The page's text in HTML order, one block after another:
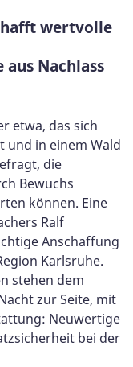
wertvolle
Nachlass
etwa, das sich
in einem Wald
die
Bewuchs
können. Eine
Ralf
Anschaffung
Karlsruhe.
stehen dem
zur Seite, mit
Neuwertige
bei der